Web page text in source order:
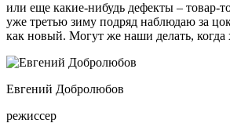
или еще какие-нибудь дефекты – товар-
уже третью зиму подряд наблюдаю за
как новый. Могут же наши делать, когда
Евгений Добролюбов
режиссер